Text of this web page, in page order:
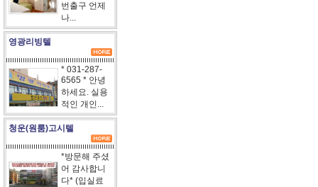
번출구 언제
나...
영광리빙텔
* 031-287-
6565 * 안녕
하세요. 실용
적인 개인...
청운(원룸)고시텔
*방문해 주셨
어 감사합니
다* (입실료